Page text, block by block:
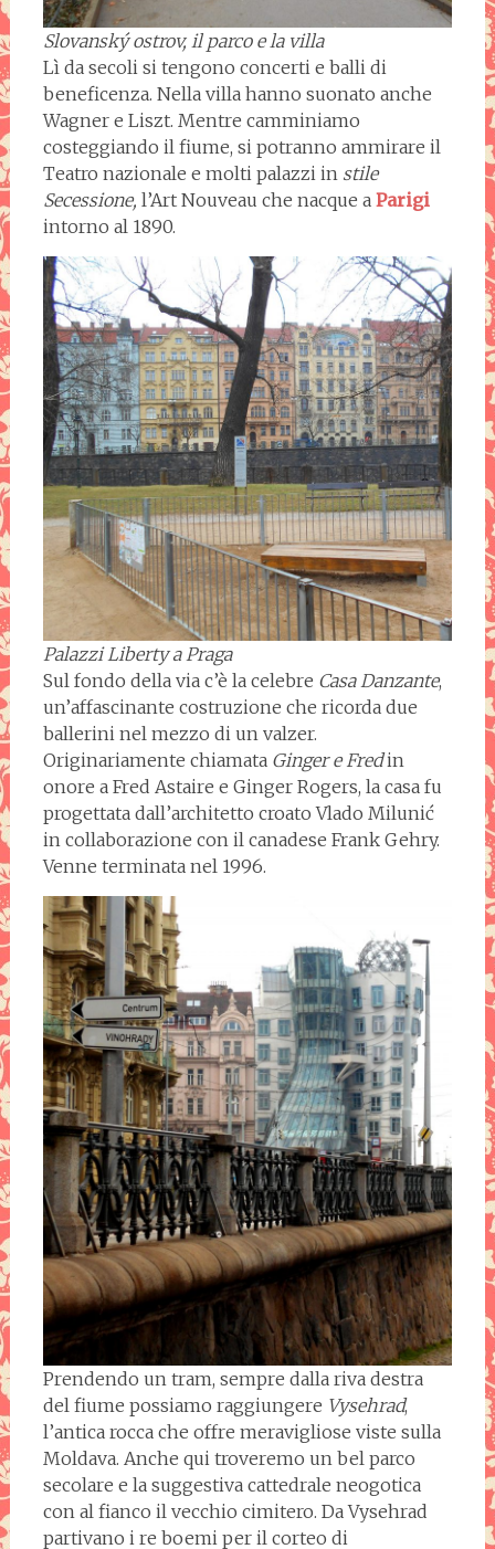
Slovanský ostrov, il parco e la villa
Lì da secoli si tengono concerti e balli di
beneficenza. Nella villa hanno suonato anche
Wagner e Liszt. Mentre camminiamo
costeggiando il fiume, si potranno ammirare il
Teatro nazionale e molti palazzi in stile
Secessione, l’Art Nouveau che nacque a Parigi
intorno al 1890.
Palazzi Liberty a Praga
Sul fondo della via c’è la celebre Casa Danzante,
un’affascinante costruzione che ricorda due
ballerini nel mezzo di un valzer.
Originariamente chiamata Ginger e Fredin
onore a Fred Astaire e Ginger Rogers, la casa fu
progettata dall’architetto croato Vlado Milunić
in collaborazione con il canadese Frank Gehry.
Venne terminata nel 1996.
Prendendo un tram, sempre dalla riva destra
del fiume possiamo raggiungere Vysehrad,
l’antica rocca che offre meravigliose viste sulla
Moldava. Anche qui troveremo un bel parco
secolare e la suggestiva cattedrale neogotica
con al fianco il vecchio cimitero. Da Vysehrad
partivano i re boemi per il corteo di